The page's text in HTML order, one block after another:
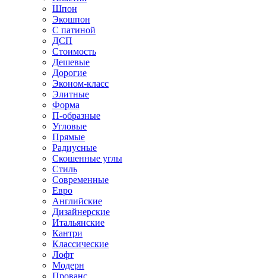
Шпон
Экошпон
С патиной
ДСП
Стоимость
Дешевые
Дорогие
Эконом-класс
Элитные
Форма
П-образные
Угловые
Прямые
Радиусные
Скошенные углы
Стиль
Современные
Евро
Английские
Дизайнерские
Итальянские
Кантри
Классические
Лофт
Модерн
Прованс